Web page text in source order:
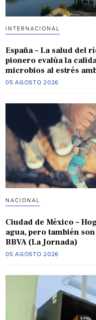
INTERNACIONAL
España – La salud del
pionero evalúa la
microbios al estrés
05 AGOSTO 2026
NACIONAL
Ciudad de México –
agua, pero también
BBVA (La Jornada)
05 AGOSTO 2026